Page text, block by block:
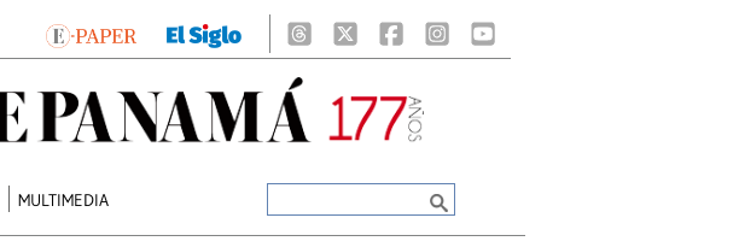
MULTIMEDIA